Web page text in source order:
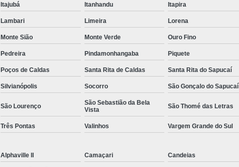
Rastreador de Carro Minas
Rastreador para Carros
Gps
Rastreador do Carro
Rastreador Gps para Carro
Rastreador para Carros com
Rastreador por Satelite para Carros
Empresa Especializada em Rastreamento
Itajubá Itanhandu Itapira
Lambari Limeira Lorena
Monte Sião Monte Verde Ouro Fino
Pedreira Pindamonhangaba Piquete
Poços de Caldas Santa Rita de Caldas Santa Rita do Sapucaí
Silvianópolis Socorro São Gonçalo do Sapucaí
São Lourenço
São Sebastião da Bela
Vista
São Thomé das Letras
Três Pontas Valinhos Vargem Grande do Sul
Alphaville II Camaçari Candeias